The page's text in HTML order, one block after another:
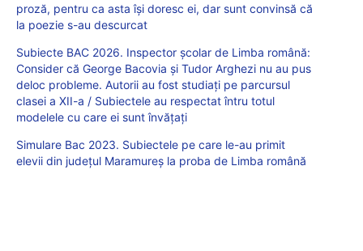
proză, pentru ca asta își doresc ei, dar sunt convinsă că
la poezie s-au descurcat
Subiecte BAC 2026. Inspector școlar de Limba română:
Consider că George Bacovia și Tudor Arghezi nu au pus
deloc probleme. Autorii au fost studiați pe parcursul
clasei a XII-a / Subiectele au respectat întru totul
modelele cu care ei sunt învățați
Simulare Bac 2023. Subiectele pe care le-au primit
elevii din județul Maramureș la proba de Limba română